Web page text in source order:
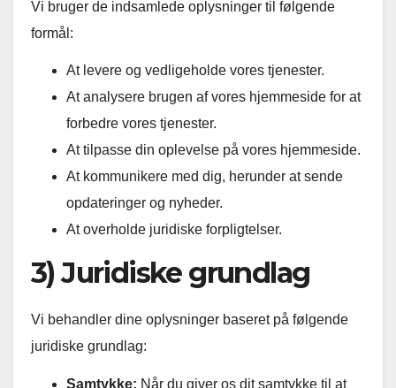
Vi bruger de indsamlede oplysninger til følgende
formål:
At levere og vedligeholde vores tjenester.
At analysere brugen af vores hjemmeside for at
forbedre vores tjenester.
At tilpasse din oplevelse på vores hjemmeside.
At kommunikere med dig, herunder at sende
opdateringer og nyheder.
At overholde juridiske forpligtelser.
3) Juridiske grundlag
Vi behandler dine oplysninger baseret på følgende
juridiske grundlag:
Samtykke: Når du giver os dit samtykke til at